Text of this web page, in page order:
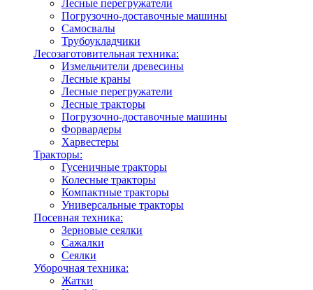
Лесные перегружатели
Погрузочно-доставочные машины
Самосвалы
Трубоукладчики
Лесозаготовительная техника:
Измельчители древесины
Лесные краны
Лесные перегружатели
Лесные тракторы
Погрузочно-доставочные машины
Форвардеры
Харвестеры
Тракторы:
Гусеничные тракторы
Колесные тракторы
Компактные тракторы
Универсальные тракторы
Посевная техника:
Зерновые сеялки
Сажалки
Сеялки
Уборочная техника:
Жатки